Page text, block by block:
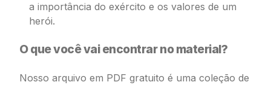
a importância do exército e os valores de um
herói.
O que você vai encontrar no material?
Nosso arquivo em PDF gratuito é uma coleção de